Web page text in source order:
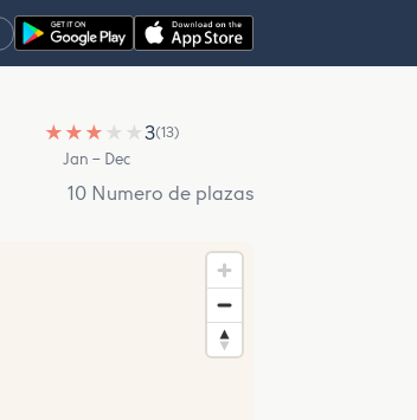
★ ★ ★ ★ ★3(13)
Jan – Dec
10 Numero de plazas